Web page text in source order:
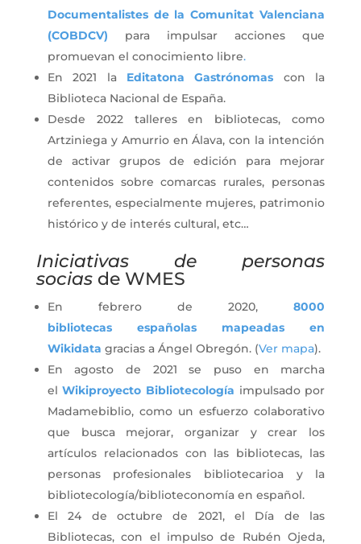
Documentalistes de la Comunitat Valenciana
(COBDCV)
para impulsar acciones que
promuevan el conocimiento libre​.
En 2021 la Editatona Gastrónomas con la
Biblioteca Nacional de España.
Desde 2022 talleres en bibliotecas, como
Artziniega y Amurrio en Álava, con la intención
de activar grupos de edición para mejorar
contenidos sobre comarcas rurales, personas
referentes, especialmente mujeres, patrimonio
histórico y de interés cultural, etc…
Iniciativas de personas
sociasde WMES
En febrero de 2020,8000
bibliotecas españolasmapeadas en
Wikidata gracias a Ángel Obregón. (Ver mapa).
En agosto de 2021 se puso en marcha
elWikiproyecto Bibliotecología impulsado por
Madamebiblio, como un esfuerzo colaborativo
que busca mejorar, organizar y crear los
artículos relacionados con las bibliotecas, las
personas profesionales bibliotecarioa y la
bibliotecología/biblioteconomía en español.
El 24 de octubre de 2021, el Día de las
Bibliotecas, con el impulso de Rubén Ojeda,